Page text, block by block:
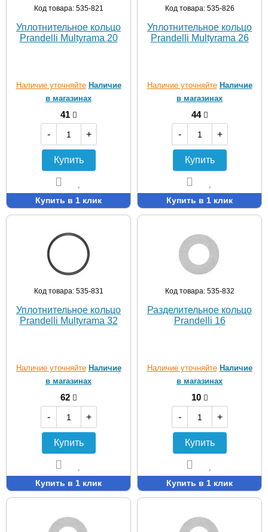
Код товара: 535-821
Уплотнительное кольцо
Prandelli Multyrama 20
Наличие уточняйте Наличие
в магазинах
41
-
+
Купить
Купить в 1 клик
Код товара: 535-826
Уплотнительное кольцо
Prandelli Multyrama 26
Наличие уточняйте Наличие
в магазинах
44
-
+
Купить
Купить в 1 клик
Код товара: 535-831
Уплотнительное кольцо
Prandelli Multyrama 32
Наличие уточняйте Наличие
в магазинах
62
-
+
Купить
Купить в 1 клик
Код товара: 535-832
Разделительное кольцо
Prandelli 16
Наличие уточняйте Наличие
в магазинах
10
-
+
Купить
Купить в 1 клик